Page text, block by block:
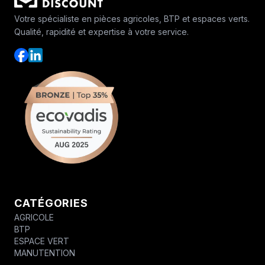
Votre spécialiste en pièces agricoles, BTP et espaces verts.
Qualité, rapidité et expertise à votre service.
CATÉGORIES
AGRICOLE
BTP
ESPACE VERT
MANUTENTION